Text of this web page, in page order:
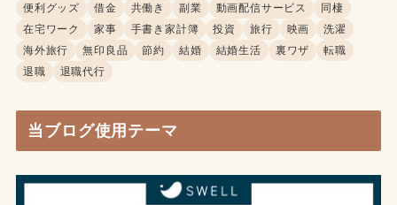
便利グッズ
借金 共働き 副業 動画配信サービス
同棲
在宅ワーク
家事 手書き家計簿 投資 旅行 映画
洗濯
海外旅行
無印良品 節約 結婚 結婚生活 裏ワザ
転職
退職
退職代行
当ブログ使用テーマ